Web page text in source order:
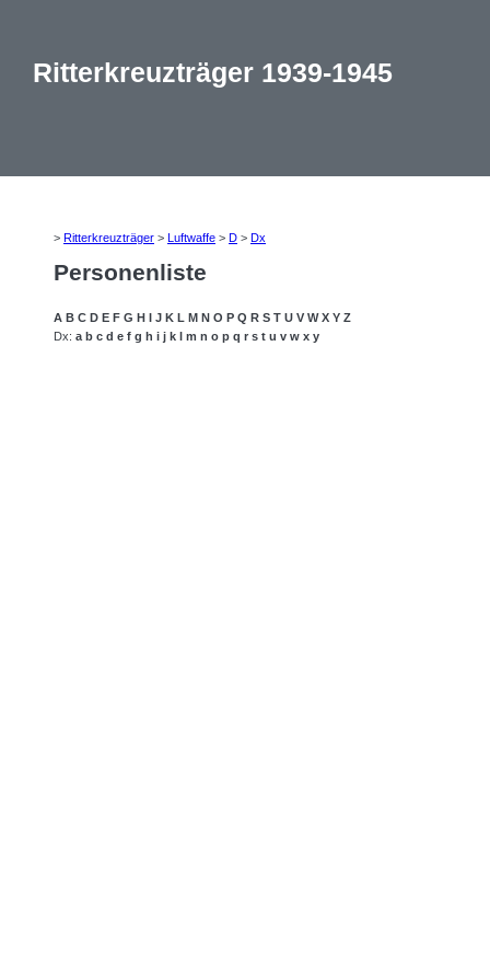
Ritterkreuzträger 1939-1945
> Ritterkreuzträger > Luftwaffe > D > Dx
Personenliste
A B C D E F G H I J K L M N O P Q R S T U V W X Y Z
Dx: a b c d e f g h i j k l m n o p q r s t u v w x y